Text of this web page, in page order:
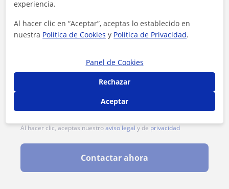
Al hacer clic, aceptas nuestroaviso legal y de privacidad
Contactar ahora
experiencia.
Al hacer clic en “Aceptar”, aceptas lo establecido en
nuestra Política de Cookies y Política de Privacidad.
Panel de Cookies
Rechazar
Aceptar